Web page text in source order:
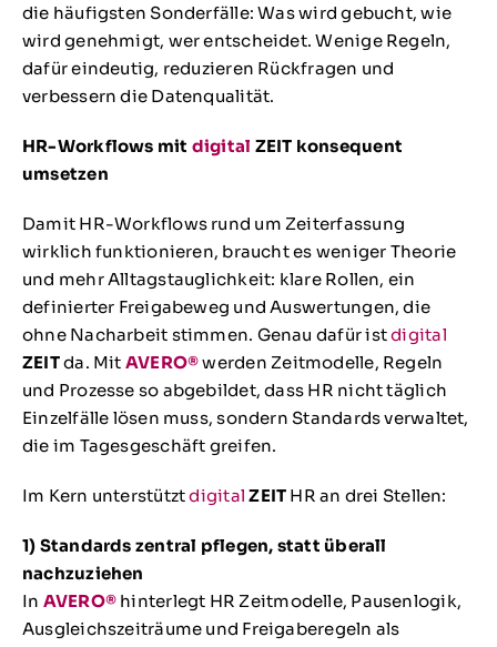
die häufigsten Sonderfälle: Was wird gebucht, wie
wird genehmigt, wer entscheidet. Wenige Regeln,
dafür eindeutig, reduzieren Rückfragen und
verbessern die Datenqualität.
HR-Workflows mit digital ZEIT konsequent
umsetzen
Damit HR-Workflows rund um Zeiterfassung
wirklich funktionieren, braucht es weniger Theorie
und mehr Alltagstauglichkeit: klare Rollen, ein
definierter Freigabeweg und Auswertungen, die
ohne Nacharbeit stimmen. Genau dafür istdigital
ZEITda. Mit AVERO®werden Zeitmodelle, Regeln
und Prozesse so abgebildet, dass HR nicht täglich
Einzelfälle lösen muss, sondern Standards verwaltet,
die im Tagesgeschäft greifen.
Im Kern unterstütztdigital ZEIT HR an drei Stellen:
1) Standards zentral pflegen, statt überall
nachzuziehen
In AVERO® hinterlegt HR Zeitmodelle, Pausenlogik,
Ausgleichszeiträume und Freigaberegeln als